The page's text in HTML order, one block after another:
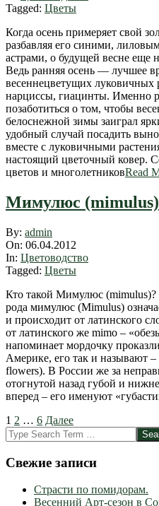
Tagged: Цветы
Когда осень примеряет свой
разбавляя его синими,
астрами, о будущей весне еще
Ведь ранняя осень — лучшее
весеннецветущих луковичных
нарциссы, гиацинты. Именно
позаботиться о том, чтобы
белоснежной зимы заиграл
удобный случай посадить
вместе с луковичными
настоящий цветочный ковер.
цветов и многолетниковRead
Мимулюс (mimulus)
2012-
04-
06
By: admin
On: 06.04.2012
In: Цветоводство
Tagged: Цветы
Кто такой Мимулюс
рода мимулюс (Mimulus)
и происходит от латинского
от латинского же mimo –
напоминает мордочку
Америке, его так и называют
flowers). В России же за
отогнутой назад губой и
вперед – его именуют
Пагинация
записей
1 2 … 6 Далее
Search
Свежие записи
Страсти по помидорам.
Весенний Арт-сезон в